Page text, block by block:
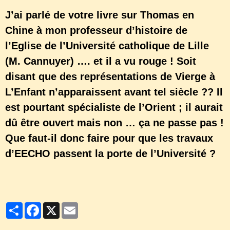
J’ai parlé de votre livre sur Thomas en
Chine à mon professeur d’histoire de
l’Eglise de l’Université catholique de Lille
(M. Cannuyer) …. et il a vu rouge ! Soit
disant que des représentations de Vierge à
L’Enfant n’apparaissent avant tel siècle ?? Il
est pourtant spécialiste de l’Orient ; il aurait
dû être ouvert mais non … ça ne passe pas !
Que faut-il donc faire pour que les travaux
d’EECHO passent la porte de l’Université ?
PartagerFacebook
X